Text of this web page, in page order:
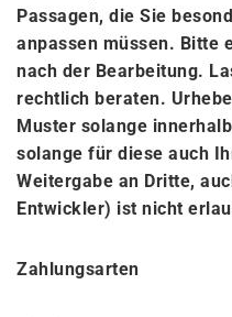
Passagen, die Sie
anpassen müssen. Bitte
nach der Bearbeitung.
rechtlich beraten.
Muster solange
solange für diese auch
Weitergabe an Dritte,
Entwickler) ist nicht
Zahlungsarten